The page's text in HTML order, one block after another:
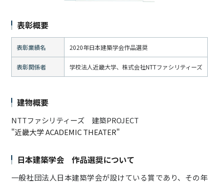
表彰概要
表彰業績名 2020年日本建築学会作品選奨
表彰関係者 学校法人近畿大学、株式会社NTTファシリティーズ
建物概要
NTTファシリティーズ 建築PROJECT
"近畿大学 ACADEMIC THEATER"
日本建築学会 作品選奨について
一般社団法人日本建築学会が設けている賞であり、その年